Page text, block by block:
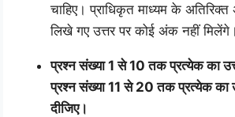
चाहिए। प्राधिकृत माध्यम के
लिखे गए उत्तर पर कोई अंक नहीं मिलेंगे।
प्रश्न संख्या 1 से 10 तक प्रत्येक का
प्रश्न संख्या 11 से 20 तक प्रत्येक का
दीजिए।